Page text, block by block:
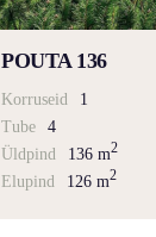
POUTA 136
Korruseid
1
Tube
4
Üldpind
136 m2
Elupind 126 m2